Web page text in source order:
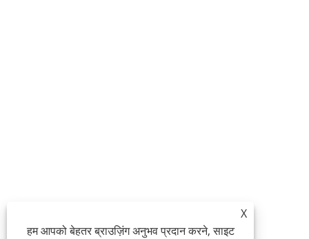
X
हम आपको बेहतर ब्राउज़िंग अनुभव प्रदान करने, साइट